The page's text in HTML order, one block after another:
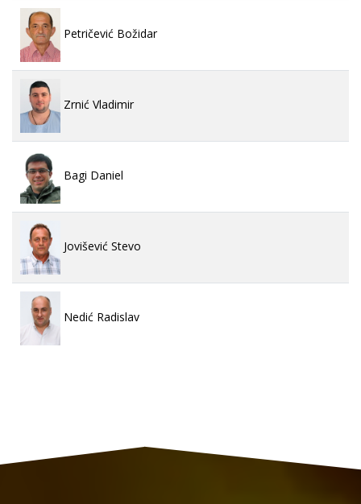
Petričević Božidar
Zrnić Vladimir
Bagi Daniel
Jovišević Stevo
Nedić Radislav